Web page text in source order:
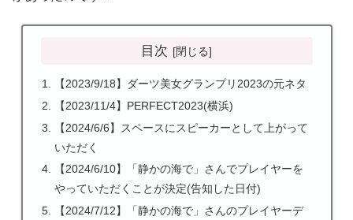
目次
【2023/9/18】ダーツ美女グランプリ2023の元ネタ
【2023/11/4】PERFECT2023(横浜)
【2024/6/6】スペースにスピーカーとして上がって
いただく
【2024/6/10】「静かの海で」さんでプレイヤーを
やっていただくことが決定(告知した日付)
【2024/7/12】「静かの海で」さんのプレイヤーデ